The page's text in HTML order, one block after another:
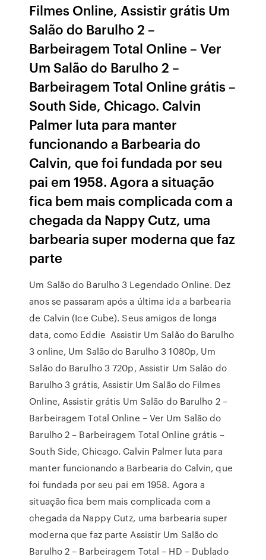
Filmes Online, Assistir grátis Um
Salão do Barulho 2 –
Barbeiragem Total Online – Ver
Um Salão do Barulho 2 –
Barbeiragem Total Online grátis –
South Side, Chicago. Calvin
Palmer luta para manter
funcionando a Barbearia do
Calvin, que foi fundada por seu
pai em 1958. Agora a situação
fica bem mais complicada com a
chegada da Nappy Cutz, uma
barbearia super moderna que faz
parte
Um Salão do Barulho 3 Legendado Online. Dez
anos se passaram após a última ida a barbearia
de Calvin (Ice Cube). Seus amigos de longa
data, como Eddie Assistir Um Salão do Barulho
3 online, Um Salão do Barulho 3 1080p, Um
Salão do Barulho 3 720p, Assistir Um Salão do
Barulho 3 grátis, Assistir Um Salão do Filmes
Online, Assistir grátis Um Salão do Barulho 2 –
Barbeiragem Total Online – Ver Um Salão do
Barulho 2 – Barbeiragem Total Online grátis –
South Side, Chicago. Calvin Palmer luta para
manter funcionando a Barbearia do Calvin, que
foi fundada por seu pai em 1958. Agora a
situação fica bem mais complicada com a
chegada da Nappy Cutz, uma barbearia super
moderna que faz parte Assistir Um Salão do
Barulho 2 – Barbeiragem Total – HD – Dublado